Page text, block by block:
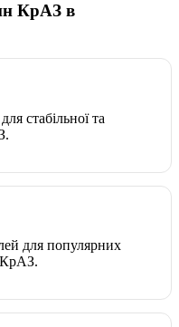
КрАЗ в
стабільної та
для популярних
КрАЗ.